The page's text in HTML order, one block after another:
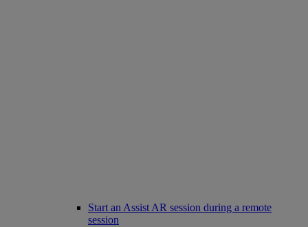
Start an Assist AR session during a remote
session